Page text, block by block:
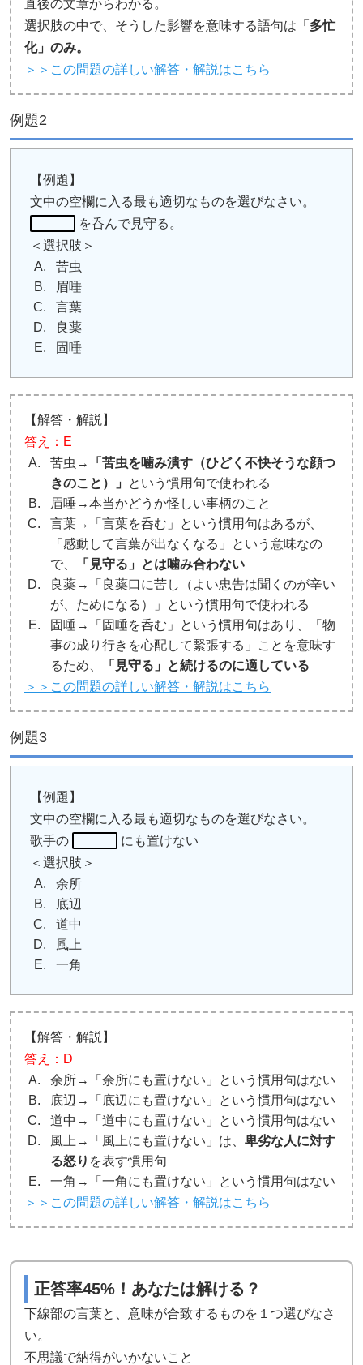
直後の文章からわかる。
選択肢の中で、そうした影響を意味する語句は 「多忙
化」のみ。
＞＞この問題の詳しい解答・解説はこちら
例題2
【例題】
文中の空欄に入る最も適切なものを選びなさい。
を呑んで見守る。
＜選択肢＞
苦虫
眉唾
言葉
良薬
固唾
【解答・解説】
答え：E
苦虫→
「苦虫を噛み潰す（ひどく不快そうな顔つ
きのこと）」
という慣用句で使われる
眉唾→本当かどうか怪しい事柄のこと
言葉→「言葉を呑む」という慣用句はあるが、
「感動して言葉が出なくなる」という意味なの
で、
「見守る」とは噛み合わない
良薬→「良薬口に苦し（よい忠告は聞くのが辛い
が、ためになる）」という慣用句で使われる
固唾→「固唾を呑む」という慣用句はあり、「物
事の成り行きを心配して緊張する」ことを意味す
るため、
「見守る」と続けるのに適している
＞＞この問題の詳しい解答・解説はこちら
例題3
【例題】
文中の空欄に入る最も適切なものを選びなさい。
歌手の
にも置けない
＜選択肢＞
余所
底辺
道中
風上
一角
【解答・解説】
答え：D
余所→「余所にも置けない」という慣用句はない
底辺→「底辺にも置けない」という慣用句はない
道中→「道中にも置けない」という慣用句はない
風上→「風上にも置けない」は、 卑劣な人に対す
る怒り を表す慣用句
一角→「一角にも置けない」という慣用句はない
＞＞この問題の詳しい解答・解説はこちら
正答率45%！あなたは解ける？
下線部の言葉と、意味が合致するものを１つ選びなさ
い。
不思議で納得がいかないこと